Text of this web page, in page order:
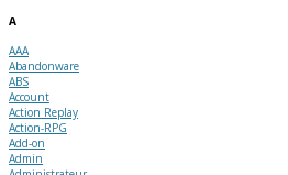
A
AAA
Abandonware
ABS
Account
Action Replay
Action-RPG
Add-on
Admin